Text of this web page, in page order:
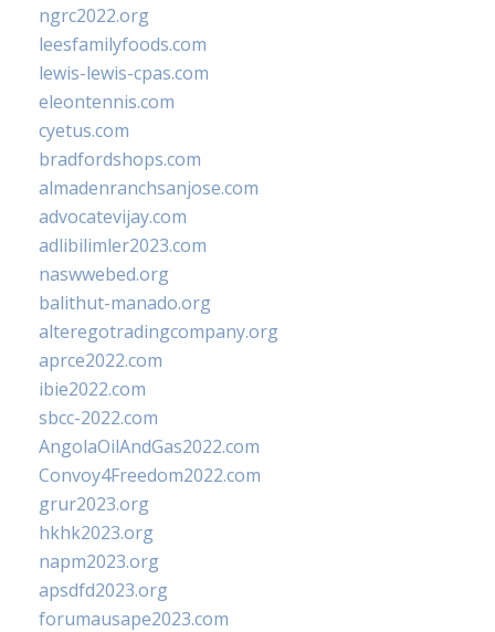
ngrc2022.org
leesfamilyfoods.com
lewis-lewis-cpas.com
eleontennis.com
cyetus.com
bradfordshops.com
almadenranchsanjose.com
advocatevijay.com
adlibilimler2023.com
naswwebed.org
balithut-manado.org
alteregotradingcompany.org
aprce2022.com
ibie2022.com
sbcc-2022.com
AngolaOilAndGas2022.com
Convoy4Freedom2022.com
grur2023.org
hkhk2023.org
napm2023.org
apsdfd2023.org
forumausape2023.com